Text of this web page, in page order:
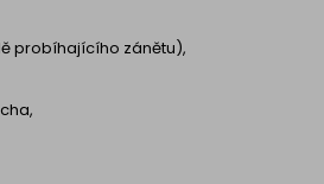
probíhajícího zánětu),